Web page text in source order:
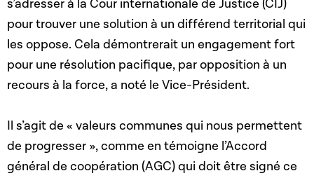
s’adresser à la Cour internationale de Justice (CIJ)
pour trouver une solution à un différend territorial qui
les oppose. Cela démontrerait un engagement fort
pour une résolution pacifique, par opposition à un
recours à la force, a noté le Vice-Président.
Il s’agit de « valeurs communes qui nous permettent
de progresser », comme en témoigne l’Accord
général de coopération (AGC) qui doit être signé ce